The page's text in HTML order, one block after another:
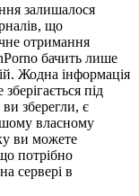
залишалося
що
отримання
бачить лише
Жодна інформація
під
зберегли, є
власному
ви можете
потрібно
сервері в